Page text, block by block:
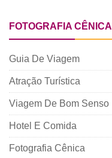
FOTOGRAFIA CÊNICA
Guia De Viagem
Atração Turística
Viagem De Bom Senso
Hotel E Comida
Fotografia Cênica